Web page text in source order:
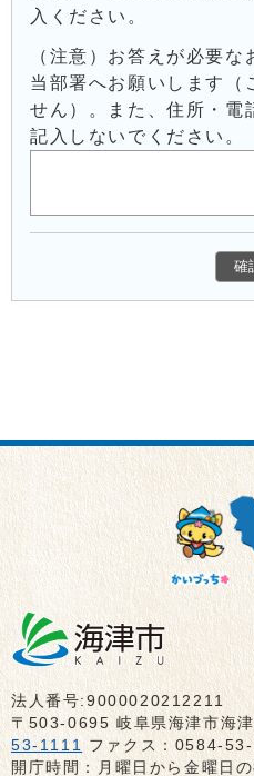
入ください。
（注意）お答えが必要
当部署へお願いします（
せん）。また、住所・電
記入しないでください。
法人番号:9000020212211
〒503-0695 岐阜県海津市海
53-1111 ファクス：0584-
開庁時間：月曜日から金曜日